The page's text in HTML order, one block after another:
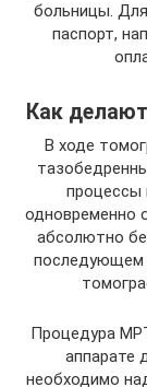
больницы.
паспорт,
Как
В ходе
процессы
одновременно
абсолютно
последующем
Процедура
аппарате
необходимо